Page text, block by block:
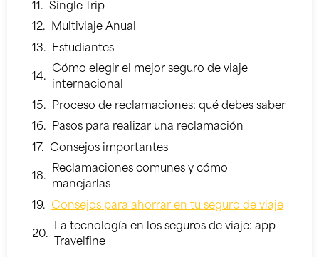
Single Trip
Multiviaje Anual
Estudiantes
Cómo elegir el mejor seguro de viaje
internacional
Proceso de reclamaciones: qué debes saber
Pasos para realizar una reclamación
Consejos importantes
Reclamaciones comunes y cómo
manejarlas
Consejos para ahorrar en tu seguro de viaje
La tecnología en los seguros de viaje: app
Travelfine